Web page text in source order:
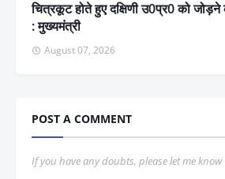
चित्रकूट होते हुए दक्षिणी उ0प्र0 को जोड़ने
: मुख्यमंत्री
August 07, 2026
POST A COMMENT
If you have any doubts, please let me know